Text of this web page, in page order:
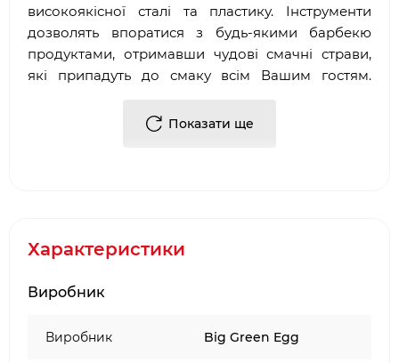
високоякісної сталі та пластику. Інструменти
дозволять впоратися з будь-якими барбекю
продуктами, отримавши чудові смачні страви,
які припадуть до смаку всім Вашим гостям.
маючи в наявності чудовий набір фурнітури від
Показати ще
Характеристики
Виробник
Виробник Big Green Egg